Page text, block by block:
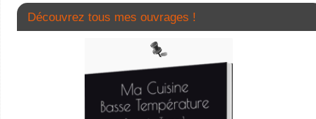
Découvrez tous mes ouvrages !